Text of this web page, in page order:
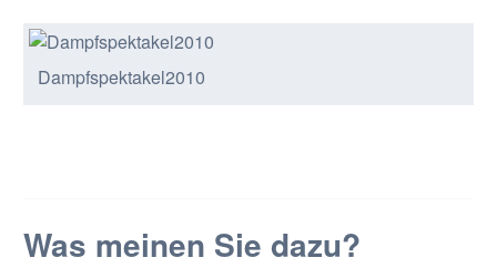
Dampfspektakel2010
Was meinen Sie dazu?